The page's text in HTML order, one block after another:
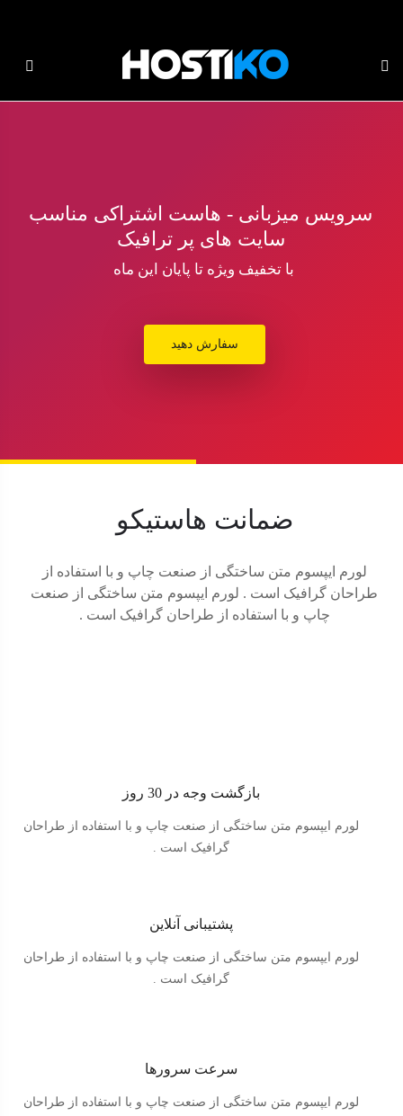
سرویس میزبانی - هاست اشتراکی مناسب
سایت های پر ترافیک
با تخفیف ویژه تا پایان این ماه
سفارش دهید
ضمانت هاستیکو
لورم ایپسوم متن ساختگی از صنعت چاپ و با استفاده از
طراحان گرافیک است . لورم ایپسوم متن ساختگی از صنعت
چاپ و با استفاده از طراحان گرافیک است .
بازگشت وجه در 30 روز
لورم ایپسوم متن ساختگی از صنعت چاپ و با استفاده از طراحان
گرافیک است .
پشتیبانی آنلاین
لورم ایپسوم متن ساختگی از صنعت چاپ و با استفاده از طراحان
گرافیک است .
سرعت سرورها
لورم ایپسوم متن ساختگی از صنعت چاپ و با استفاده از طراحان